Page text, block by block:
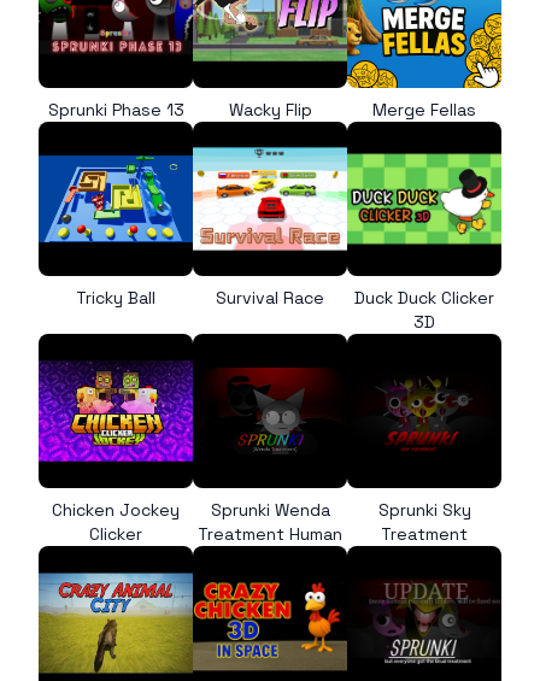
Sprunki Phase 13 Wacky Flip Merge Fellas
Tricky Ball Survival Race
Duck Duck Clicker
3D
Chicken Jockey
Clicker
Sprunki Wenda
Treatment Human
Sprunki Sky
Treatment